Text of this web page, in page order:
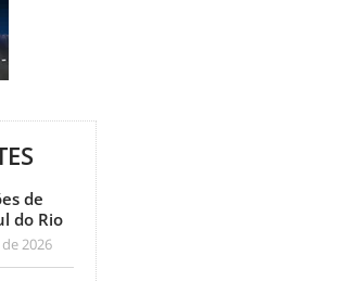
de
do Rio
2026